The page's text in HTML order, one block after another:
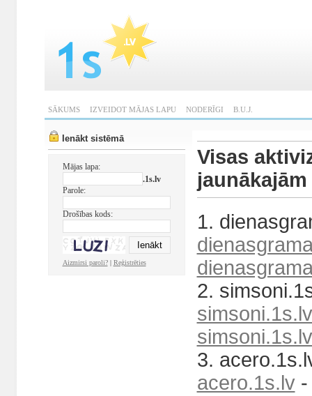
SĀKUMS IZVEIDOT MĀJAS LAPU NODERĪGI B.U.J.
Ienākt sistēmā
Mājas lapa:
.1s.lv
Parole:
Drošības kods:
Aizmirsi paroli? | Reģistrēties
Visas
jaunākajām
1.
2.
simsoni.1s.lv
simsoni.1s.lv
3.
acero.1s.lv